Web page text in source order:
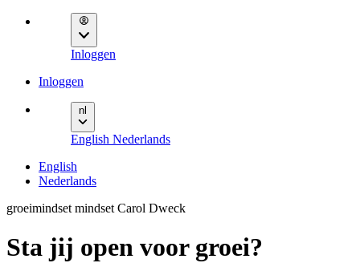
Inloggen
Inloggen
nl
English Nederlands
English
Nederlands
groeimindset mindset Carol Dweck
Sta jij open voor groei?